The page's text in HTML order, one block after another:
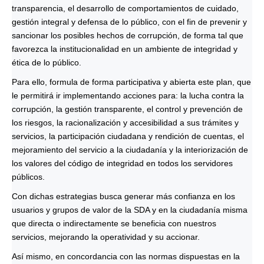
transparencia, el desarrollo de comportamientos de cuidado,
gestión integral y defensa de lo público, con el fin de prevenir y
sancionar los posibles hechos de corrupción, de forma tal que
favorezca la institucionalidad en un ambiente de integridad y
ética de lo público.
Para ello, formula de forma participativa y abierta este plan, que
le permitirá ir implementando acciones para: la lucha contra la
corrupción, la gestión transparente, el control y prevención de
los riesgos, la racionalización y accesibilidad a sus trámites y
servicios, la participación ciudadana y rendición de cuentas, el
mejoramiento del servicio a la ciudadanía y la interiorización de
los valores del código de integridad en todos los servidores
públicos.
Con dichas estrategias busca generar más confianza en los
usuarios y grupos de valor de la SDA y en la ciudadanía misma
que directa o indirectamente se beneficia con nuestros
servicios, mejorando la operatividad y su accionar.
Así mismo, en concordancia con las normas dispuestas en la